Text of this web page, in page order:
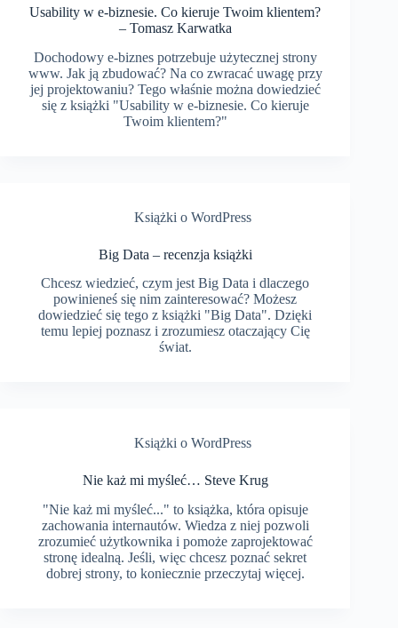
Usability w e-biznesie. Co kieruje Twoim klientem?
– Tomasz Karwatka
Dochodowy e-biznes potrzebuje użytecznej strony
www. Jak ją zbudować? Na co zwracać uwagę przy
jej projektowaniu? Tego właśnie można dowiedzieć
się z książki "Usability w e-biznesie. Co kieruje
Twoim klientem?"
Książki o WordPress
Big Data – recenzja książki
Chcesz wiedzieć, czym jest Big Data i dlaczego
powinieneś się nim zainteresować? Możesz
dowiedzieć się tego z książki "Big Data". Dzięki
temu lepiej poznasz i zrozumiesz otaczający Cię
świat.
Książki o WordPress
Nie każ mi myśleć… Steve Krug
"Nie każ mi myśleć..." to książka, która opisuje
zachowania internautów. Wiedza z niej pozwoli
zrozumieć użytkownika i pomoże zaprojektować
stronę idealną. Jeśli, więc chcesz poznać sekret
dobrej strony, to koniecznie przeczytaj więcej.